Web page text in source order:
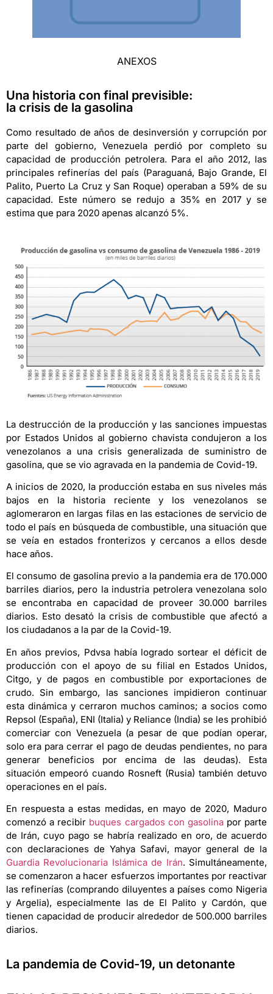
ANEXOS
Una historia con final previsible:
la crisis de la gasolina
Como resultado de años de desinversión y corrupción por
parte del gobierno, Venezuela perdió por completo su
capacidad de producción petrolera. Para el año 2012, las
principales refinerías del país (Paraguaná, Bajo Grande, El
Palito, Puerto La Cruz y San Roque) operaban a 59% de su
capacidad. Este número se redujo a 35% en 2017 y se
estima que para 2020 apenas alcanzó 5%.
La destrucción de la producción y las sanciones impuestas
por Estados Unidos al gobierno chavista condujeron a los
venezolanos a una crisis generalizada de suministro de
gasolina, que se vio agravada en la pandemia de Covid-19.
A inicios de 2020, la producción estaba en sus niveles más
bajos en la historia reciente y los venezolanos se
aglomeraron en largas filas en las estaciones de servicio de
todo el país en búsqueda de combustible, una situación que
se veía en estados fronterizos y cercanos a ellos desde
hace años.
El consumo de gasolina previo a la pandemia era de 170.000
barriles diarios, pero la industria petrolera venezolana solo
se encontraba en capacidad de proveer 30.000 barriles
diarios. Esto desató la crisis de combustible que afectó a
los ciudadanos a la par de la Covid-19.
En años previos, Pdvsa había logrado sortear el déficit de
producción con el apoyo de su filial en Estados Unidos,
Citgo, y de pagos en combustible por exportaciones de
crudo. Sin embargo, las sanciones impidieron continuar
esta dinámica y cerraron muchos caminos; a socios como
Repsol (España), ENI (Italia) y Reliance (India) se les prohibió
comerciar con Venezuela (a pesar de que podían operar,
solo era para cerrar el pago de deudas pendientes, no para
generar beneficios por encima de las deudas). Esta
situación empeoró cuando Rosneft (Rusia) también detuvo
operaciones en el país.
En respuesta a estas medidas, en mayo de 2020, Maduro
comenzó a recibir buques cargados con gasolinapor parte
de Irán, cuyo pago se habría realizado en oro, de acuerdo
con declaraciones de Yahya Safavi, mayor general de la
Guardia Revolucionaria Islámica de Irán. Simultáneamente,
se comenzaron a hacer esfuerzos importantes por reactivar
las refinerías (comprando diluyentes a países como Nigeria
y Argelia), especialmente las de El Palito y Cardón, que
tienen capacidad de producir alrededor de 500.000 barriles
diarios.
La pandemia de Covid-19, un detonante